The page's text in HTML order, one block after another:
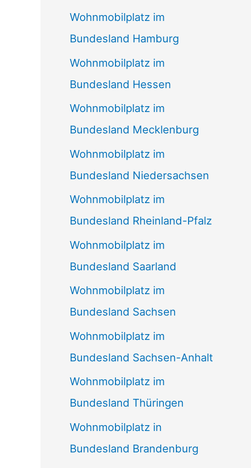
Wohnmobilplatz im
Bundesland Hamburg
Wohnmobilplatz im
Bundesland Hessen
Wohnmobilplatz im
Bundesland Mecklenburg
Wohnmobilplatz im
Bundesland Niedersachsen
Wohnmobilplatz im
Bundesland Rheinland-Pfalz
Wohnmobilplatz im
Bundesland Saarland
Wohnmobilplatz im
Bundesland Sachsen
Wohnmobilplatz im
Bundesland Sachsen-Anhalt
Wohnmobilplatz im
Bundesland Thüringen
Wohnmobilplatz in
Bundesland Brandenburg